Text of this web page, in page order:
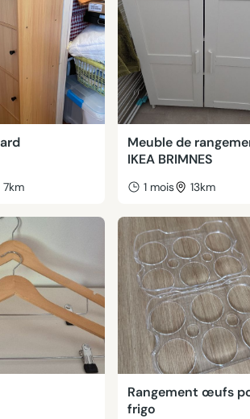
7km
Meuble de
IKEA BRIMNES
1 mois 13km
Rangement œufs
frigo